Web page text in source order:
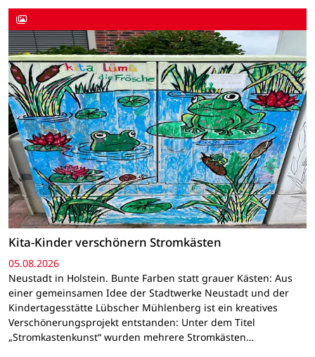
Kita-Kinder verschönern Stromkästen
05.08.2026
Neustadt in Holstein. Bunte Farben statt grauer Kästen: Aus
einer gemeinsamen Idee der Stadtwerke Neustadt und der
Kindertagesstätte Lübscher Mühlenberg ist ein kreatives
Verschönerungsprojekt entstanden: Unter dem Titel
„Stromkastenkunst“ wurden mehrere Stromkästen…